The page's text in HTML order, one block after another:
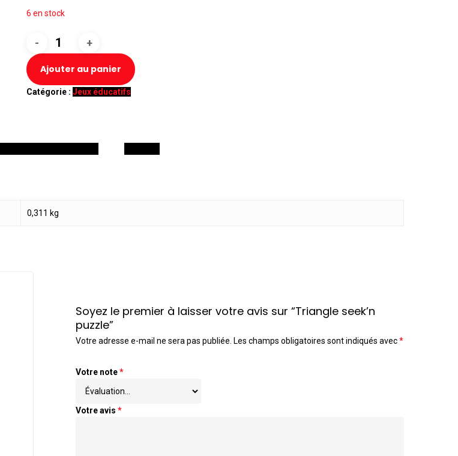
6 en stock
quantité
de
Triangle
puzzle
Ajouter au panier
Catégorie :Jeux éducatifs
0,311 kg
Soyez le premier à laisser votre avis sur “Triangle seek’n
puzzle”
Votre adresse e-mail ne sera pas publiée. Les champs obligatoires sont indiqués avec*
Votre note*
Votre avis *